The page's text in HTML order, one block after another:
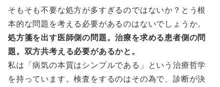
そもそも不要な処方が多すぎるのではないか？とう根
本的な問題を考える必要があるのはないでしょうか。
処方箋を出す医師側の問題。治療を求める患者側の問
題。双方共考える必要があるかと。
私は「病気の本質はシンプルである」という治療哲学
を持っています。検査をするのはその為で、診断が決